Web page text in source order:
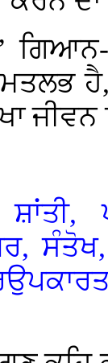
ਮਤਲਭ
ਜੀਵਨ
ਸੰਤੋਖ,